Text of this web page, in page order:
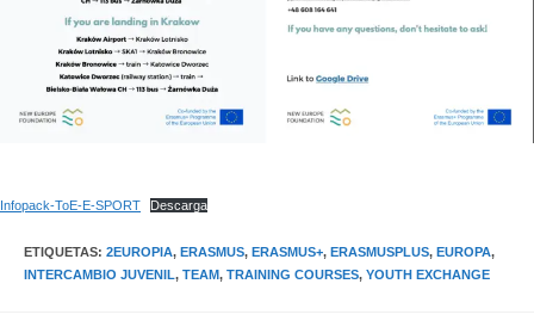
Infopack-ToE-E-SPORT Descarga
ETIQUETAS: 2EUROPIA, ERASMUS, ERASMUS+, ERASMUSPLUS, EUROPA,
INTERCAMBIO JUVENIL, TEAM, TRAINING COURSES, YOUTH EXCHANGE